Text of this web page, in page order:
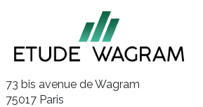
73 bis avenue de Wagram
75017 Paris